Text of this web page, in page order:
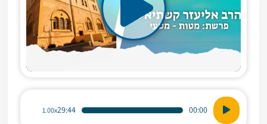
נגן
אודיו
00:00
29:44
1.00x